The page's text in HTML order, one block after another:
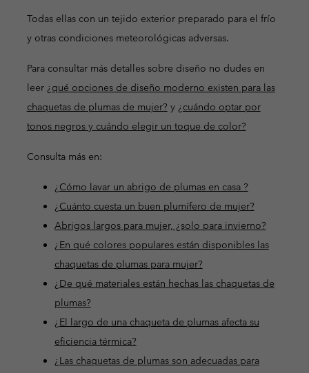
Todas ellas con un tejido exterior preparado para el frío
y otras condiciones meteorológicas adversas.
Para consultar más detalles sobre diseño no dudes en
leer ¿qué opciones de diseño moderno existen para las
chaquetas de plumas de mujer? y ¿cuándo optar por
tonos negros y cuándo elegir un toque de color?
Consulta más en:
¿Cómo lavar un abrigo de plumas en casa ?
¿Cuánto cuesta un buen plumífero de mujer?
Abrigos largos para mujer, ¿solo para invierno?
¿En qué colores populares están disponibles las
chaquetas de plumas para mujer?
¿De qué materiales están hechas las chaquetas de
plumas?
¿El largo de una chaqueta de plumas afecta su
eficiencia térmica?
¿Las chaquetas de plumas son adecuadas para